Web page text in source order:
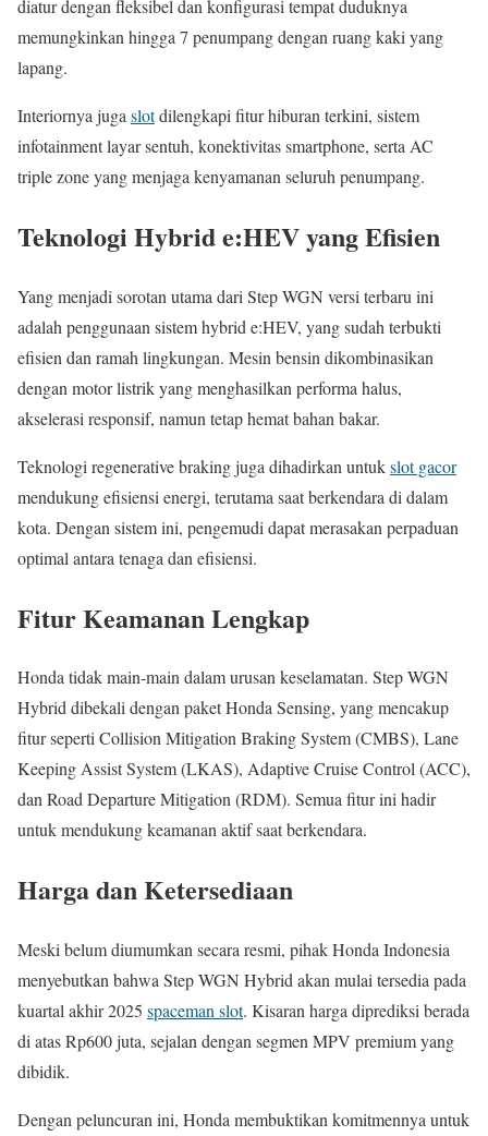
diatur dengan fleksibel dan konfigurasi tempat duduknya
memungkinkan hingga 7 penumpang dengan ruang kaki yang
lapang.
Interiornya juga slotdilengkapi fitur hiburan terkini, sistem
infotainment layar sentuh, konektivitas smartphone, serta AC
triple zone yang menjaga kenyamanan seluruh penumpang.
Teknologi Hybrid e:HEV yang Efisien
Yang menjadi sorotan utama dari Step WGN versi terbaru ini
adalah penggunaan sistem hybrid e:HEV, yang sudah terbukti
efisien dan ramah lingkungan. Mesin bensin dikombinasikan
dengan motor listrik yang menghasilkan performa halus,
akselerasi responsif, namun tetap hemat bahan bakar.
Teknologi regenerative braking juga dihadirkan untukslot gacor
mendukung efisiensi energi, terutama saat berkendara di dalam
kota. Dengan sistem ini, pengemudi dapat merasakan perpaduan
optimal antara tenaga dan efisiensi.
Fitur Keamanan Lengkap
Honda tidak main-main dalam urusan keselamatan. Step WGN
Hybrid dibekali dengan paket Honda Sensing, yang mencakup
fitur seperti Collision Mitigation Braking System (CMBS), Lane
Keeping Assist System (LKAS), Adaptive Cruise Control (ACC),
dan Road Departure Mitigation (RDM). Semua fitur ini hadir
untuk mendukung keamanan aktif saat berkendara.
Harga dan Ketersediaan
Meski belum diumumkan secara resmi, pihak Honda Indonesia
menyebutkan bahwa Step WGN Hybrid akan mulai tersedia pada
kuartal akhir 2025 spaceman slot. Kisaran harga diprediksi berada
di atas Rp600 juta, sejalan dengan segmen MPV premium yang
dibidik.
Dengan peluncuran ini, Honda membuktikan komitmennya untuk